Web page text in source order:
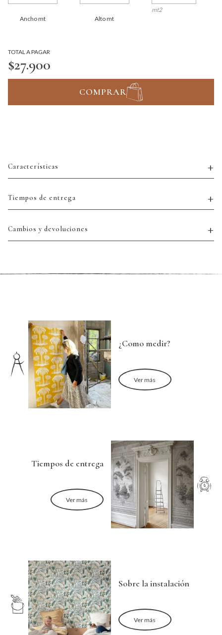
Ancho mt Alto mt
mt2
TOTAL A PAGAR
$27.900
COMPRAR
Características
Tiempos de entrega
Cambios y devoluciones
¿Como medir?
Ver más
Tiempos de entrega
Ver más
Sobre la instalación
Ver más